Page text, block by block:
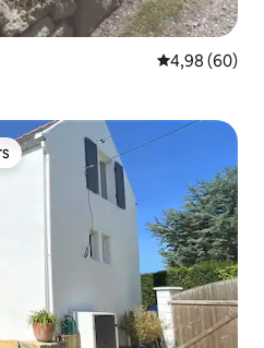
Évaluation
4,98 (60)
plus appréciés